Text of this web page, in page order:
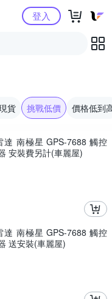
購物中心登入
貨 挑戰低價 價格低到
達 南極星 GPS-7688 觸控
安裝費另計(車麗屋)
達 南極星 GPS-7688 觸控
送安裝(車麗屋)